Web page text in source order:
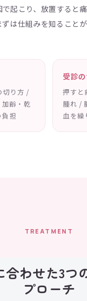
起こり、放置すると
は仕組みを知ること
切り方 /
齢・乾
担
受診
押すと
腫れ /
血を繰
TREATMENT
合わせた3つ
プローチ